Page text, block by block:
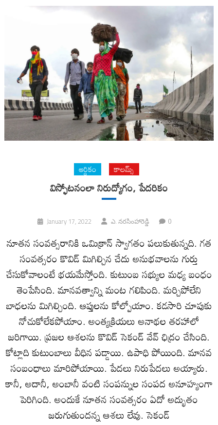
ఆర్ధికం కాలమ్స్
విస్ఫోటనంలా నిరుద్యోగం, పేదరికం
January 17, 2022 ఎ. నరసింహారెడ్డి 0
నూతన సంవత్సరానికి ఒమిక్రాన్‌ స్వాగతం పలుకుతున్నది. గత
సంవత్సరం కొవిడ్‌ మిగిల్చిన చేదు అనుభవాలను గుర్తు
చేసుకోవాలంటే భయమేస్తోంది. కుటుంబ సభ్యుల మధ్య బంధం
తెంపేసింది. మానవత్వాన్ని మంట గలిపింది. మర్చిపోలేని
బాధలను మిగిల్చింది. ఆప్తులను కోల్పోయాం. కడసారి చూపుకు
నోచుకోలేకపోయాం. అంత్యక్రియలు అనాథల తరహాలో
జరిగాయి. ప్రజల ఆశలను కొవిడ్‌ సెకండ్‌ వేవ్‌ ఛిద్రం చేసింది.
కోట్లాది కుటుంబాలు వీధిన పడ్డాయి. ఉపాధి పోయింది. మానవ
సంబంధాలు మారిపోయాయి. పేదలు నిరుపేదలు అయ్యారు.
కానీ, అదానీ, అంబానీ వంటి సంపన్నుల సంపద అనూహ్యంగా
పెరిగింది. అందుకే నూతన సంవత్సరం ఏదో అద్భుతం
జరుగుతుందన్న ఆశలు లేవు. సెకండ్‌